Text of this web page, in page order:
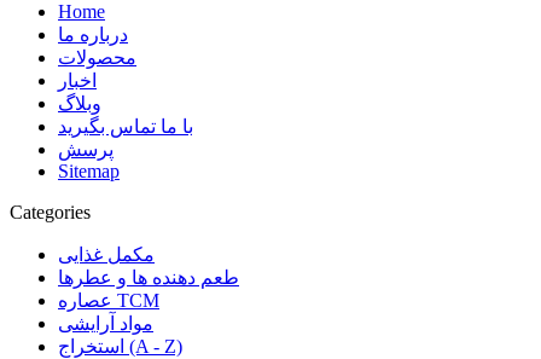
Home
درباره ما
محصولات
اخبار
وبلاگ
با ما تماس بگیرید
پرسش
Sitemap
Categories
مکمل غذایی
طعم دهنده ها و عطرها
عصاره TCM
مواد آرایشی
استخراج (A - Z)